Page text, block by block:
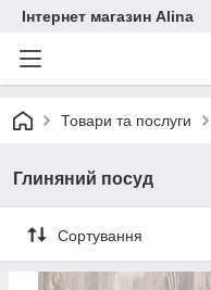
Інтернет магазин Alina
Товари та послуги
Глиняний посуд
Сортування